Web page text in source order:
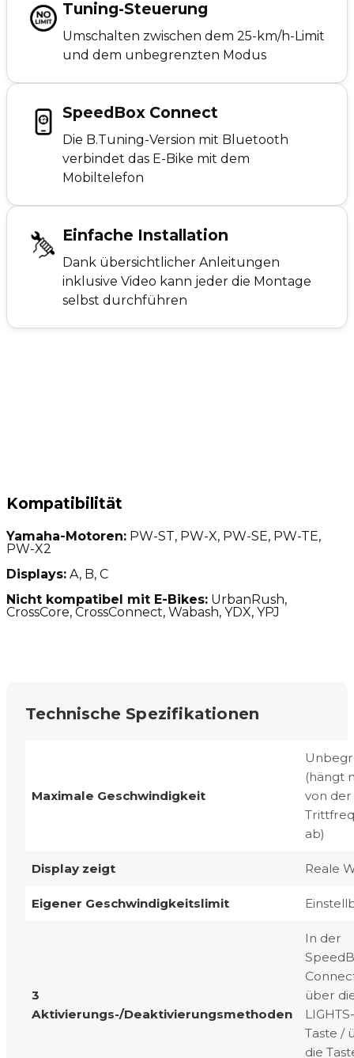
Tuning-Steuerung
Umschalten zwischen dem 25-km/h-Limit
und dem unbegrenzten Modus
SpeedBox Connect
Die B.Tuning-Version mit Bluetooth
verbindet das E-Bike mit dem
Mobiltelefon
Einfache Installation
Dank übersichtlicher Anleitungen
inklusive Video kann jeder die Montage
selbst durchführen
Kompatibilität
Yamaha-Motoren: PW-ST, PW-X, PW-SE, PW-TE,
PW-X2
Displays: A, B, C
Nicht kompatibel mit E-Bikes: UrbanRush,
CrossCore, CrossConnect, Wabash, YDX, YPJ
Technische Spezifikationen
Maximale Geschwindigkeit
(hängt
von der
ab)
Display zeigt Reale
Eigener Geschwindigkeitslimit
3
Aktivierungs-/Deaktivierungsmethoden
In der
über
LIGHTS-
Taste /
die